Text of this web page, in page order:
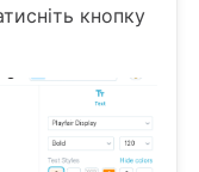
кнопку